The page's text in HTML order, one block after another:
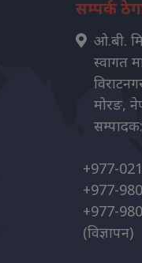
सम्पर्क
ओ.बी.
स्वागत
मोरङ,
+977-
+977-
+977-
(विज्ञापन)